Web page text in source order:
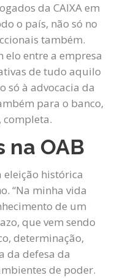
da CAIXA em
o país, não só no
também.
elo entre a empresa
de tudo aquilo
só à advocacia da
para o banco,
completa.
na OAB
histórica
“Na minha vida
de um
que vem sendo
determinação,
da defesa da
de poder.